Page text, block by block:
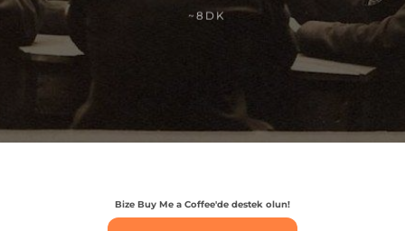
~8DK
Bize Buy Me a Coffee'de destek olun!